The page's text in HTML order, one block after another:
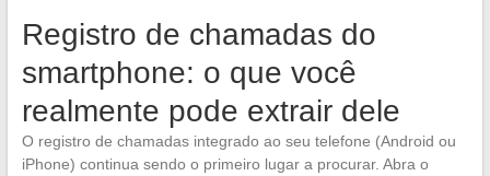
Registro de chamadas do
smartphone: o que você
realmente pode extrair dele
O registro de chamadas integrado ao seu telefone (Android ou
iPhone) continua sendo o primeiro lugar a procurar. Abra o